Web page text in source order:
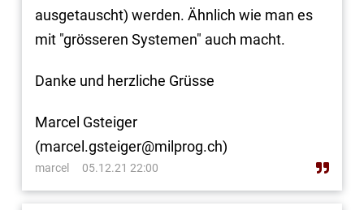
ausgetauscht) werden. Ähnlich wie man es
mit "grösseren Systemen" auch macht.
Danke und herzliche Grüsse
Marcel Gsteiger
(marcel.gsteiger@milprog.ch)
marcel 05.12.21 22:00